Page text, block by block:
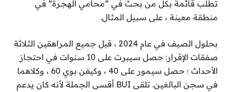
تطلب قائمة بكل من بحث في “محامي الهجرة” في
منطقة معينة ، على سبيل المثال.
بحلول الصيف
في عام 2024 ، قبل جميع المراهقين الثلاثة
صفقات الإقرار: حصل سيبرت على 10 سنوات في احتجاز
الأحداث ؛ حصل سيمور على 40 ، وكيفن بوي 60 ، وكلاهما
في سجن البالغين. تلقى BUI أقسى الجملة لأنه كان يدعم